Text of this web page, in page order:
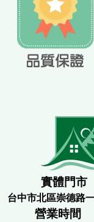
實體門市
台中市北區崇德路
營業時間